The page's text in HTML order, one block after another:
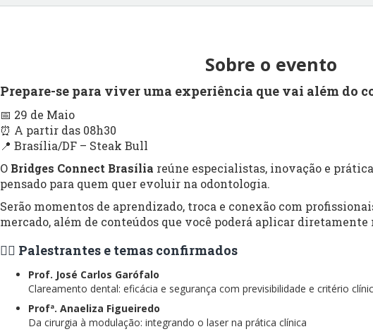
Sobre o evento
Prepare-se para viver uma experiência que vai além do
📅 29 de Maio
⏰ A partir das 08h30
📍 Brasília/DF – Steak Bull
O Bridges Connect Brasília reúne especialistas, inovação e
pensado para quem quer evoluir na odontologia.
Serão momentos de aprendizado, troca e conexão com
mercado, além de conteúdos que você poderá aplicar diretamente
👨‍⚕️ Palestrantes e temas confirmados
Prof. José Carlos Garófalo
Clareamento dental: eficácia e segurança com previsibilidade e critério
Profª. Anaeliza Figueiredo
Da cirurgia à modulação: integrando o laser na prática clínica